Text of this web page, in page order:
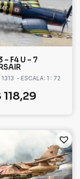
– F4 U – 7
1313 - ESCALA: 1 : 72
118,29